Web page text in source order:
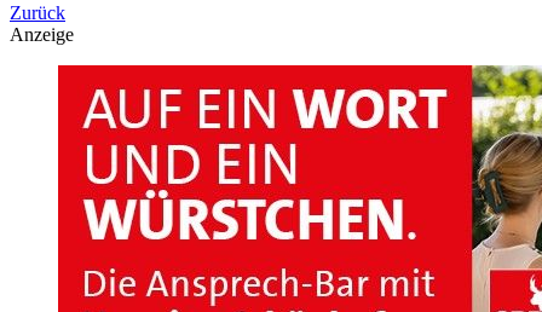
Zurück
Anzeige